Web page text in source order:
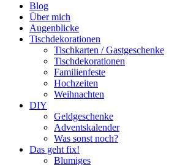
Blog
Über mich
Augenblicke
Tischdekorationen
Tischkarten / Gastgeschenke
Tischdekorationen
Familienfeste
Hochzeiten
Weihnachten
DIY
Geldgeschenke
Adventskalender
Was sonst noch?
Das geht fix!
Blumiges